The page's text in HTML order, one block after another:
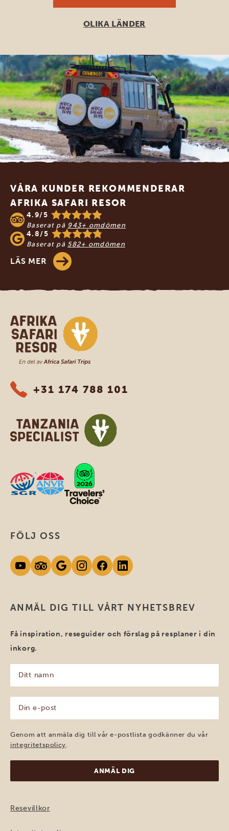
OLIKA LÄNDER
VÅRA KUNDER REKOMMENDERAR
AFRIKA SAFARI RESOR
4.9/5
Baserat på 943+ omdömen
4.8/5
Baserat på 582+ omdömen
LÄS MER
Safari-resor i Afrika
+31 174 788 101
ANMÄL DIG TILL VÅRT NYHETSBREV
Få inspiration, reseguider och förslag på resplaner i din
inkorg.
namn
(Obligatoriskt)
post
(Obligatoriskt)
Genom att anmäla dig till vår e-postlista godkänner du vår
integritetspolicy.
FÖLJ OSS
Resevillkor